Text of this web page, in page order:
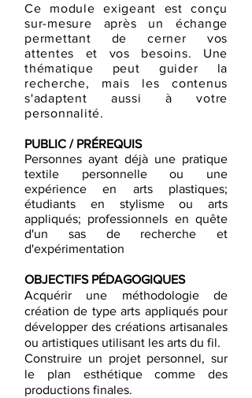
Ce module exigeant est conçu
sur-mesure après un échange
permettant de cerner vos
attentes et vos besoins. Une
thématique peut guider la
recherche, mais les contenus
s'adaptent aussi à votre
personnalité.
PUBLIC / PRÉREQUIS
Personnes ayant déjà une pratique
textile personnelle ou une
expérience en arts plastiques;
étudiants en stylisme ou arts
appliqués; professionnels en quête
d'un sas de recherche et
d'expérimentation
OBJECTIFS PÉDAGOGIQUES
Acquérir une méthodologie de
création de type arts appliqués pour
développer des créations artisanales
ou artistiques utilisant les arts du fil.
Construire un projet personnel, sur
le plan esthétique comme des
productions finales.